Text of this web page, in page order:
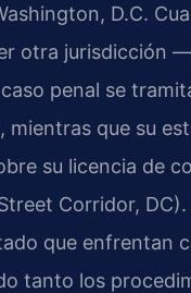
D.C.
otra jurisdicción
penal se
mientras que su
su licencia de
Corridor,
que enfrentan
tanto los